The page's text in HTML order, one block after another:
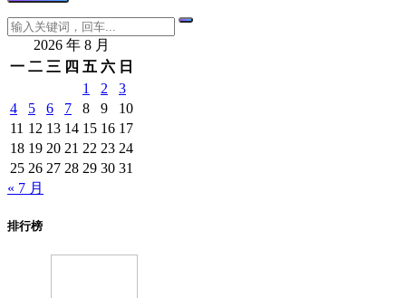
2026 年 8 月
一 二 三 四 五 六 日
1
2
3
4
5 6 7 8 9
10
11 12 13 14 15 16 17
18 19 20 21 22 23 24
25 26 27 28 29 30 31
« 7 月
排行榜